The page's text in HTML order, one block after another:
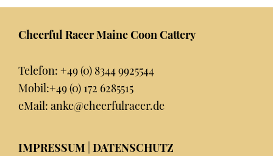
Footer
Cheerful Racer Maine Coon Cattery
Telefon: +49 (0) 8344 9925544
Mobil:+49 (0) 172 6285515
eMail: anke@cheerfulracer.de
IMPRESSUM DATENSCHUTZ